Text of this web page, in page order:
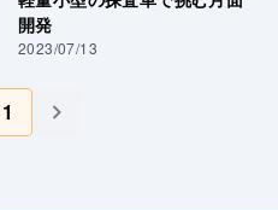
開発
2023/07/13
1